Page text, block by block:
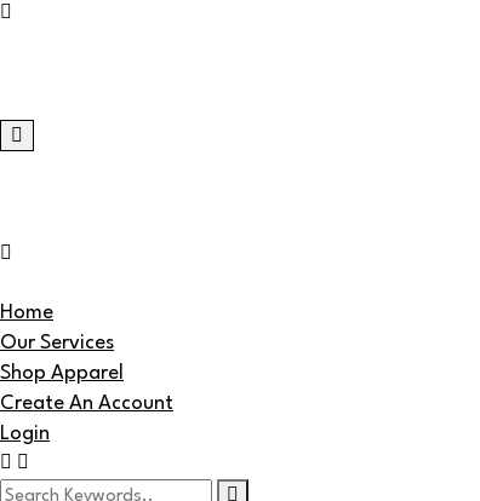
Home
Our Services
Shop Apparel
Create An Account
Login